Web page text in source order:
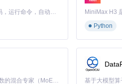
wa/WarcraftHelper
两个文件复制到魔兽争霸III游戏根
，根据需求修改以下关键配置：
Claude Code 的开源替代方案。连接任意大模型，编辑代码，运行命令，自动验证 — 全自动执行。用 Rust 构建，极致性能。 ｜ An open-source alternative to Claude Code. Connect any LLM, edit code, run commands, and verify changes — autonomously. Built in Rust for speed. Get Started
Python
Kimi K3 是Kimi能力最强的模型：这是一个拥有 2.8 万亿参数的混合专家（MoE）模型，具备原生视觉理解能力，并支持 100 万 token 的上下文窗口。
基于大模型